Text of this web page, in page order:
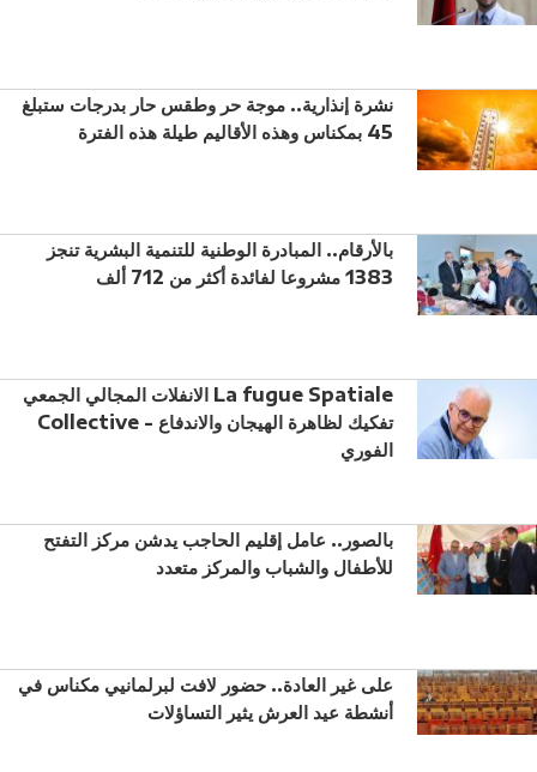
نشرة إنذارية.. موجة حر وطقس حار بدرجات ستبلغ
45 بمكناس وهذه الأقاليم طيلة هذه الفترة
بالأرقام.. المبادرة الوطنية للتنمية البشرية تنجز
1383 مشروعا لفائدة أكثر من 712 ألف
الانفلات المجالي الجمعي La fugue Spatiale
Collective - تفكيك لظاهرة الهيجان والاندفاع
الفوري
بالصور.. عامل إقليم الحاجب يدشن مركز التفتح
للأطفال والشباب والمركز متعدد
على غير العادة.. حضور لافت لبرلمانيي مكناس في
أنشطة عيد العرش يثير التساؤلات